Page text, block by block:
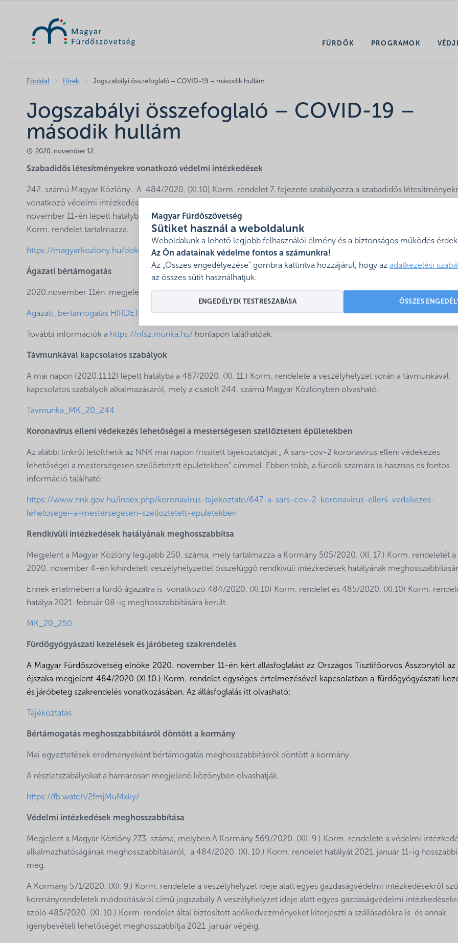
Magyar Fürdőszövetség
Sütiket használ a weboldalunk
Weboldalunk a lehető legjobb felhasználói élmény és a biztonságos működés
Az Ön adatainak védelme fontos a számunkra!
Az „Összes engedélyezése” gombra kattintva hozzájárul, hogy az adatkezelési
az összes sütit használhatjuk.
ÖSSZES
ENGEDÉLYEK TESTRESZABÁSA
FÜRDŐK PROGRAMOK
Főoldal Hírek Jogszabályi összefoglaló – COVID-19 – második hullám
Jogszabályi összefoglaló – COVID-19 –
második hullám
2020. november 12.
Szabadidős létesítményekre vonatkozó védelmi intézkedések
242. számú Magyar Közlöny. A 484/2020. (XI.10) Korm. rendelet 7. fejezete szabályozza a szabadidős
vonatkozó védelmi intézkedéseket. Ebben szerepelnek a közfürdők is, mint nem látogatható létesítmények. A rendelet
november 11-én lépett hatályba és 30 napig él. A kapcsolódó kedvezményeket (járulék, bértámogatás) a 485/2020.
Korm. rendelet tartalmazza.
https://magyarkozlony.hu/dokumentumok/e35363d964683da1d1a8b57aa9220fe36dfb5f7f/megtekintes
Ágazati bértámogatás
2020.november 11én megjelent 485/2020.(XI/10.) Korm. rendelet alapján elkészült az Ágazati bértámogatás
Agazati_bertamogatas HIRDETMENY
További információk a https://nfsz.munka.hu/ honlapon találhatóak.
Távmunkával kapcsolatos szabályok
A mai napon (2020.11.12) lépett hatályba a 487/2020. (XI. 11.) Korm. rendelete a veszélyhelyzet során a távmunkával
kapcsolatos szabályok alkalmazásáról, mely a csatolt 244. számú Magyar Közlönyben olvasható.
Távmunka_MK_20_244
Koronavírus elleni védekezés lehetőségei a mesterségesen szellőztetett épületekben
Az alábbi linkről letölthetik az NNK mai napon frissített tájékoztatóját „ A sars-cov-2 koronavírus elleni védekezés
lehetőségei a mesterségesen szellőztetett épületekben” címmel. Ebben több, a fürdők számára is hasznos és fontos
információ található:
https://www.nnk.gov.hu/index.php/koronavirus-tajekoztato/647-a-sars-cov-2-koronavirus-elleni-vedekezes-
lehetosegei-a-mestersegesen-szelloztetett-epuletekben
Rendkívüli intézkedések hatályának meghosszabbítsa
Megjelent a Magyar Közlöny legújabb 250. száma, mely tartalmazza a Kormány 505/2020. (XI. 17.) Korm. rendeletét a
2020. november 4-én kihirdetett veszélyhelyzettel összefüggő rendkívüli intézkedések hatályának
Ennek értelmében a fürdő ágazatra is vonatkozó 484/2020. (XI.10) Korm. rendelet és 485/2020. (XI.10) Korm.
hatálya 2021. február 08-ig meghosszabbítására került.
MK_20_250
Fürdőgyógyászati kezelések és járóbeteg szakrendelés
A Magyar Fürdőszövetség elnöke 2020. november 11-én kért állásfoglalást az Országos Tisztifőorvos Asszonytól
éjszaka megjelent 484/2020 (XI.10.) Korm. rendelet egységes értelmezésével kapcsolatban a fürdőgyógyászati
és járóbeteg szakrendelés vonatkozásában. Az állásfoglalás itt olvasható:
Tájékoztatás
Bértámogatás meghosszabbításról döntött a kormány
Mai egyeztetések eredményeként bértámogatás meghosszabbításról döntött a kormány.
A részletszabályokat a hamarosan megjelenő közönyben olvashatják.
https://fb.watch/2fmjMuMxky/
Védelmi intézkedések meghosszabbítása
Megjelent a Magyar Közlöny 273. száma, melyben A Kormány 569/2020. (XII. 9.) Korm. rendelete a védelmi
alkalmazhatóságának meghosszabbításáról, a 484/2020. (XI. 10.) Korm. rendelet hatályát 2021. január 11-ig
meg.
A Kormány 571/2020. (XII. 9.) Korm. rendelete a veszélyhelyzet ideje alatt egyes gazdaságvédelmi intézkedésekről
kormányrendeletek módosításáról című jogszabály A veszélyhelyzet ideje alatt egyes gazdaságvédelmi
szóló 485/2020. (XI. 10.) Korm. rendelet által biztosított adókedvezményeket kiterjeszti a szállásadókra is és annak
igénybevételi lehetőségét meghosszabbítja 2021. január végéig.